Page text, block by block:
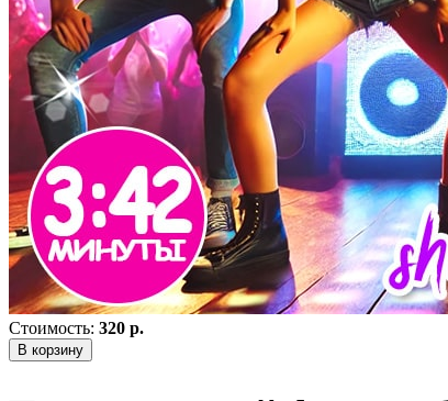
Стоимость: 320 р.
В корзину